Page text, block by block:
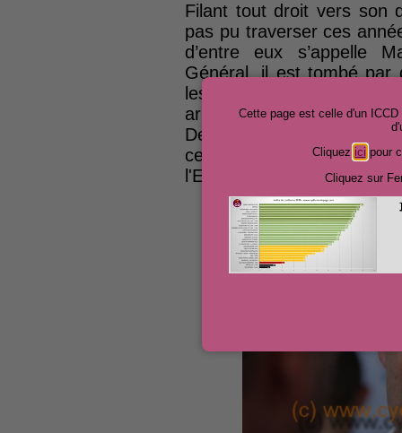
Filant tout droit vers son
pas pu traverser ces
d’entre eux s’appelle
Général, il est tombé par
les contrôleurs
arrivée chez Lotto, il est
Deux ans plus tard,
cette fois et sous le
l'Escaut. Arrivé troisième,
Cette page est celle d'un
Cliquez ici pour
Cliquez sur